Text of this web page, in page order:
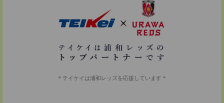
＊テイケイは浦和レッズを応援しています＊